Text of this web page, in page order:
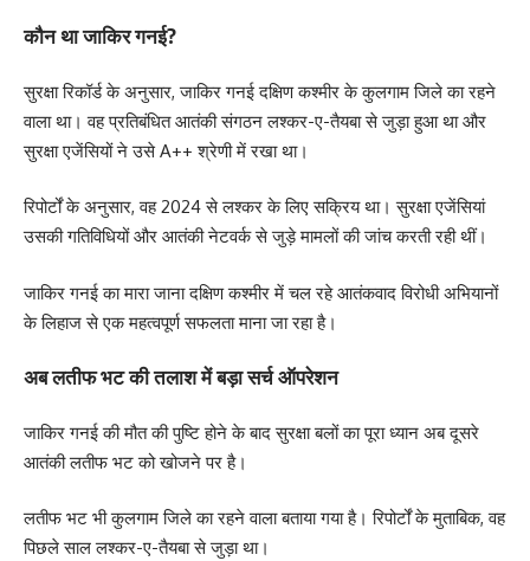
कौन था जाकिर गनई?
सुरक्षा रिकॉर्ड के अनुसार, जाकिर गनई दक्षिण कश्मीर के कुलगाम जिले का रहने
वाला था। वह प्रतिबंधित आतंकी संगठन लश्कर-ए-तैयबा से जुड़ा हुआ था और
सुरक्षा एजेंसियों ने उसे A++ श्रेणी में रखा था।
रिपोर्टों के अनुसार, वह 2024 से लश्कर के लिए सक्रिय था। सुरक्षा एजेंसियां
उसकी गतिविधियों और आतंकी नेटवर्क से जुड़े मामलों की जांच करती रही थीं।
जाकिर गनई का मारा जाना दक्षिण कश्मीर में चल रहे आतंकवाद विरोधी अभियानों
के लिहाज से एक महत्वपूर्ण सफलता माना जा रहा है।
अब लतीफ भट की तलाश में बड़ा सर्च ऑपरेशन
जाकिर गनई की मौत की पुष्टि होने के बाद सुरक्षा बलों का पूरा ध्यान अब दूसरे
आतंकी लतीफ भट को खोजने पर है।
लतीफ भट भी कुलगाम जिले का रहने वाला बताया गया है। रिपोर्टों के मुताबिक, वह
पिछले साल लश्कर-ए-तैयबा से जुड़ा था।